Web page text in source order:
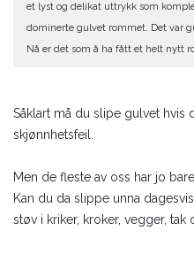
et lyst og delikat uttrykk som
dominerte gulvet rommet. Det var
Nå er det som å ha fått et helt nytt
Såklart må du slipe gulvet hvis
skjønnhetsfeil.
Men de fleste av oss har jo
Kan du da slippe unna
støv i kriker, kroker, vegger, tak